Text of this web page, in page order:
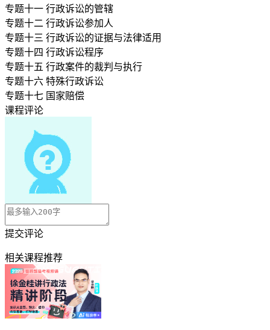
专题十一 行政诉讼的管辖
专题十二 行政诉讼参加人
专题十三 行政诉讼的证据与法律适用
专题十四 行政诉讼程序
专题十五 行政案件的裁判与执行
专题十六 特殊行政诉讼
专题十七 国家赔偿
课程评论
提交评论
相关课程推荐